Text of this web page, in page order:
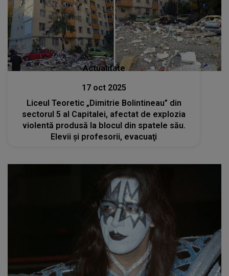
Actualitate
17 oct 2025
Liceul Teoretic „Dimitrie Bolintineau” din
sectorul 5 al Capitalei, afectat de explozia
violentă produsă la blocul din spatele său.
Elevii şi profesorii, evacuaţi